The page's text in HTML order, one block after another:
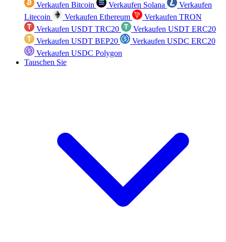
Verkaufen Bitcoin Verkaufen Solana
Verkaufen
Litecoin
Verkaufen Ethereum
Verkaufen TRON
Verkaufen USDT TRC20
Verkaufen USDT ERC20
Verkaufen USDT BEP20
Verkaufen USDC ERC20
Verkaufen USDC Polygon
Tauschen Sie